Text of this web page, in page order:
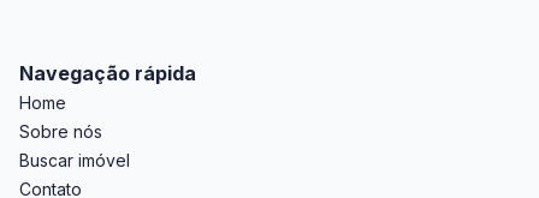
Navegação rápida
Home
Sobre nós
Buscar imóvel
Contato